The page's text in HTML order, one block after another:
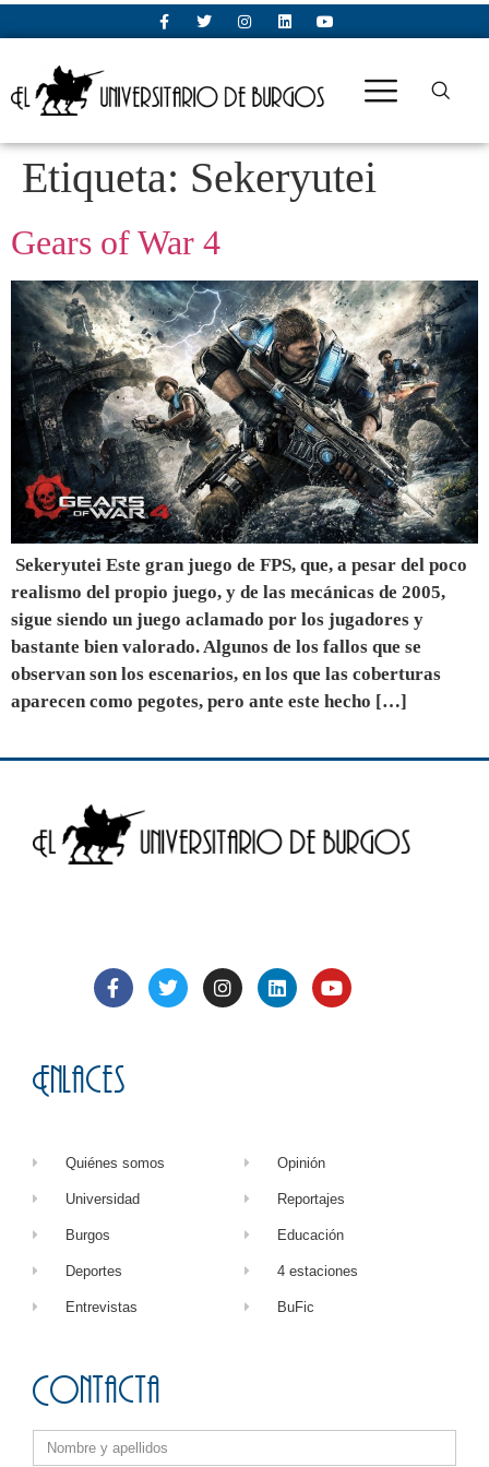
Etiqueta: Sekeryutei
Gears of War 4
Sekeryutei Este gran juego de FPS, que, a pesar del poco
realismo del propio juego, y de las mecánicas de 2005,
sigue siendo un juego aclamado por los jugadores y
bastante bien valorado. Algunos de los fallos que se
observan son los escenarios, en los que las coberturas
aparecen como pegotes, pero ante este hecho […]
Enlaces
Quiénes somos
Universidad
Burgos
Deportes
Entrevistas
Opinión
Reportajes
Educación
4 estaciones
BuFic
Contacta